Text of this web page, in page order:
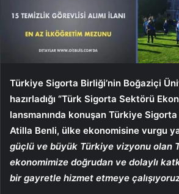
Türkiye Sigorta Birliği’nin Boğaziçi
hazırladığı “Türk Sigorta Sektörü
lansmanında konuşan Türkiye Sigorta
Atilla Benli, ülke ekonomisine vurgu
güçlü ve büyük Türkiye vizyonu olan
ekonomimize doğrudan ve dolaylı
bir gayretle hizmet etmeye